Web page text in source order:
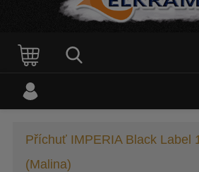
Příchuť IMPERIA Black Label
(Malina)